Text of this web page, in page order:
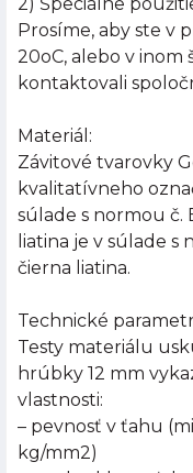
Prosíme, aby ste v
20oC, alebo v
kontaktovali
Materiál:
Závitové tvarovky
kvalitatívneho
súlade s normou č.
liatina je v súlade s
čierna liatina.
Technické
Testy materiálu
hrúbky 12 mm
vlastnosti:
– pevnosť v ťahu
kg/mm2)